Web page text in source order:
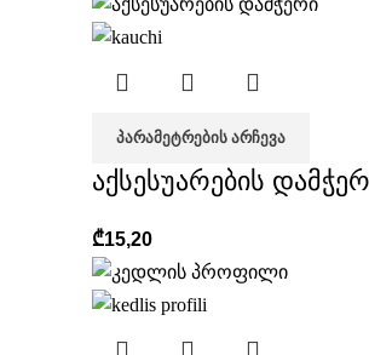
ᲞᲐᲠᲐᲛᲔᲢᲠᲔᲑᲘᲡ ᲐᲠᲩᲔᲕᲐ
აქსესუარების
₾15,20